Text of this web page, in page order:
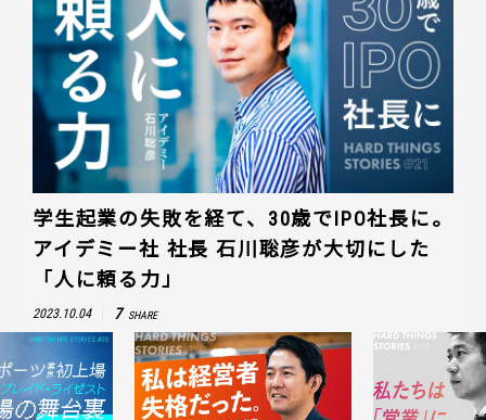
学生起業の失敗を経て、30歳でIPO社長に。
アイデミー社 社長 石川聡彦が大切にした
「人に頼る力」
2023.10.04 7 SHARE